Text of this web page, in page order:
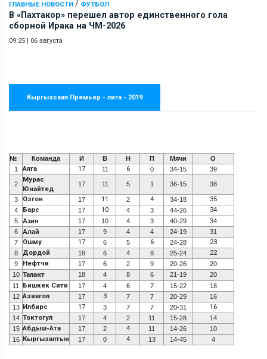
ГЛАВНЫЕ НОВОСТИ / ФУТБОЛ
В «Пахтакор» перешел автор единственного гола
сборной Ирака на ЧМ-2026
09:25 | 06 августа
Кыргызская Премьер - лига - 2019
№ Команда И В Н П Мячи
О
1
Алга 17 11 6 0 34-15 39
2
Мурас
Юнайтед
17 11 5 1 36-15 38
3 Озгон 17 11 2 4 34-18 35
4 Барс 17 10 4 3 44-26 34
5 Азия 17 10 4 3 40-29
34
6
Алай 17 9 4 4 24-19
31
7
Ошму 17 6 5 6 24-28 23
8 Дордой 18 6 4 8 25-24 22
9 Нефтчи 17 6 2 9 20-26
20
10 Талант 18 4 8 6 21-19
20
11
Бишкек Сити 17 4 6 7 15-22
18
12 Азиягол 17 3 7 7 20-29
16
13 Илбирс 17 3 7 7 20-31 16
14 Токтогул 17 4 2 11 15-28
14
15 Абдыш-Ата 17 2 4 11 14-26
10
16 Кыргызалтын 17 0 4 13 14-45 4